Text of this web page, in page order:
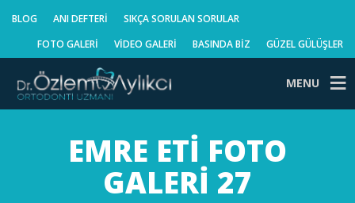
BLOG ANI DEFTERI
SIKÇA SORULAN SORULAR
FOTO GALERI
VIDEO GALERI BASINDA BIZ GÜZEL GÜLÜŞLER
MENU
EMRE ETI FOTO
GALERI 27